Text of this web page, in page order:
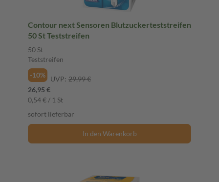
Contour next Sensoren Blutzuckerteststreifen
50 St Teststreifen
50 St
Teststreifen
-10%
UVP: 29,99 €
26,95 €
0,54 € / 1 St
sofort lieferbar
In den Warenkorb